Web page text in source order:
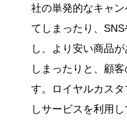
社の単発的なキャ
てしまったり、
し、より安い商品
しまったりと、顧
す。ロイヤルカス
しサービスを利用